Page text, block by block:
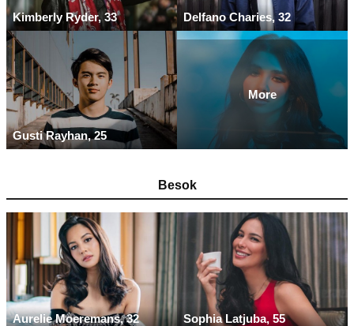
Kimberly Ryder, 33 Delfano Charies, 32
Gusti Rayhan, 25
More
Besok
Aurelie Moeremans, 32 Sophia Latjuba, 55